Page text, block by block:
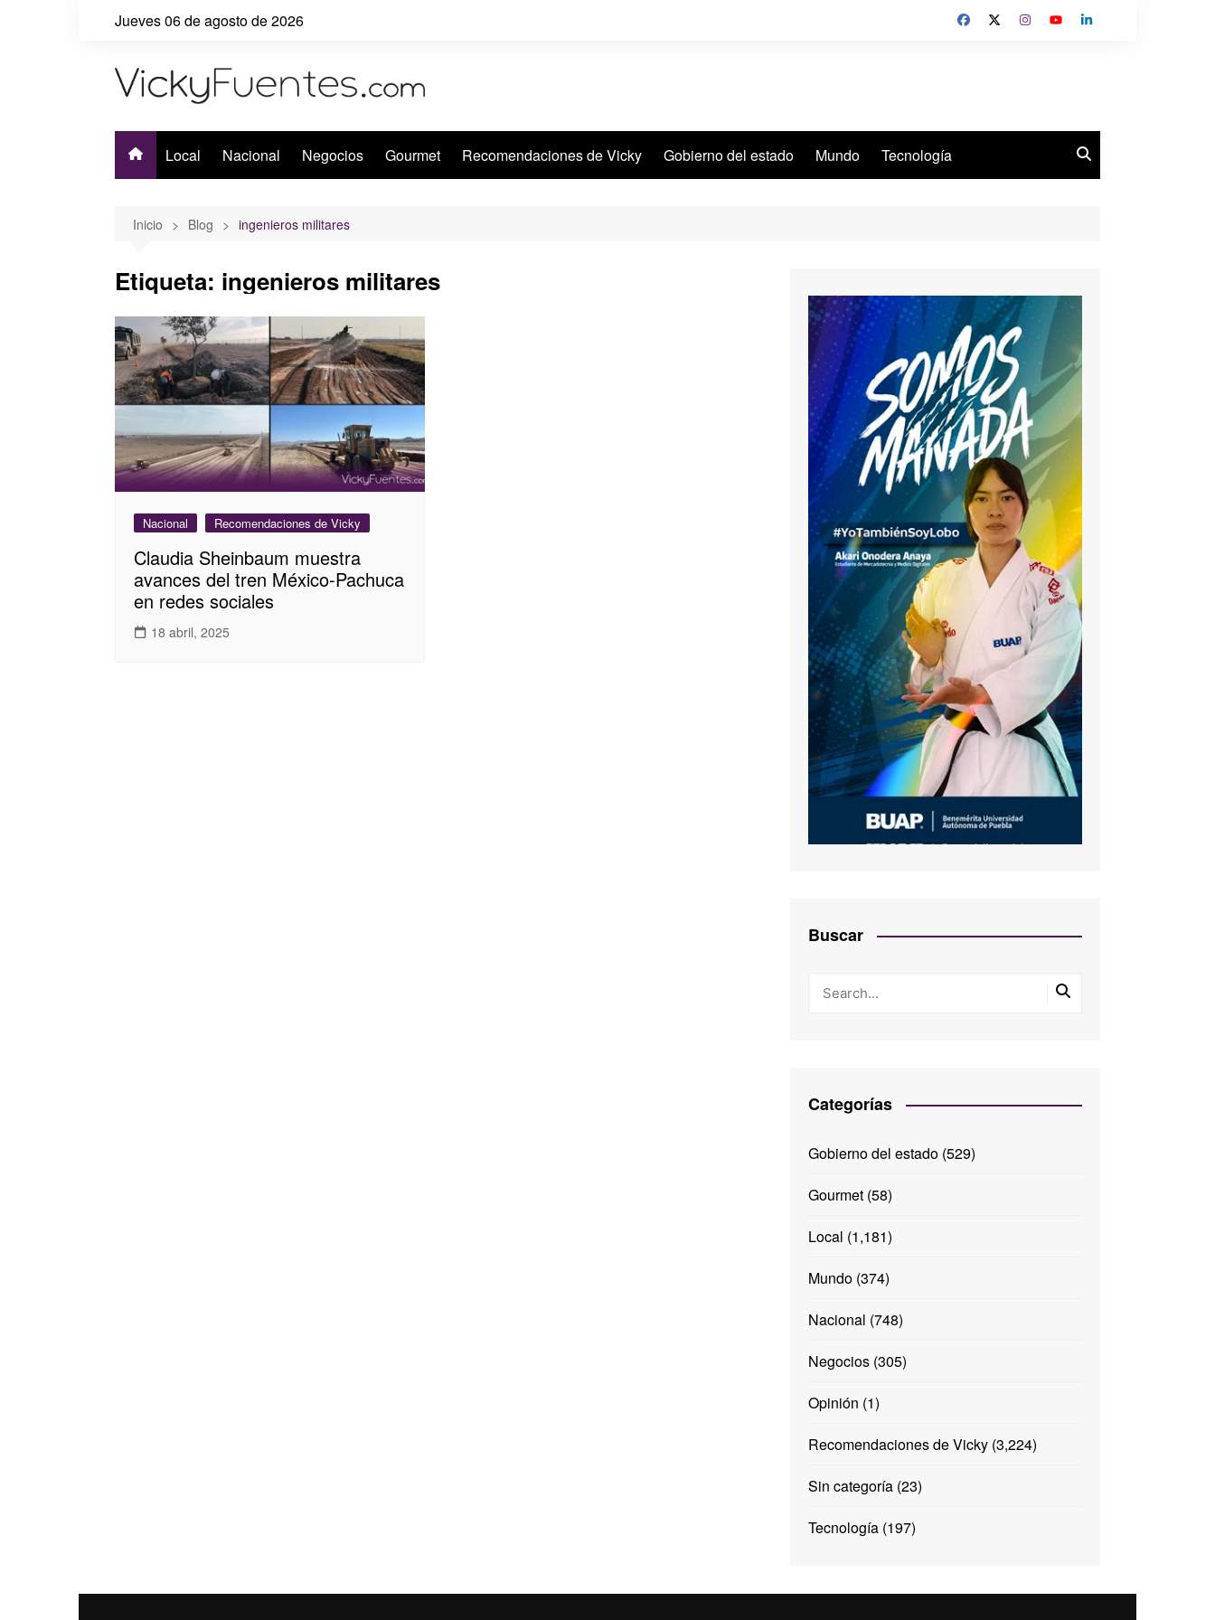
Jueves 06 de agosto de 2026
Local Nacional Negocios Gourmet Recomendaciones de Vicky Gobierno del estado Mundo Tecnología
Inicio Blog ingenieros militares
Etiqueta: ingenieros militares
Nacional Recomendaciones de Vicky
Claudia Sheinbaum muestra
avances del tren México-Pachuca
en redes sociales
18 abril, 2025
Buscar
Categorías
Gobierno del estado(529)
Gourmet(58)
Local (1,181)
Mundo(374)
Nacional (748)
Negocios(305)
Opinión (1)
Recomendaciones de Vicky(3,224)
Sin categoría(23)
Tecnología(197)